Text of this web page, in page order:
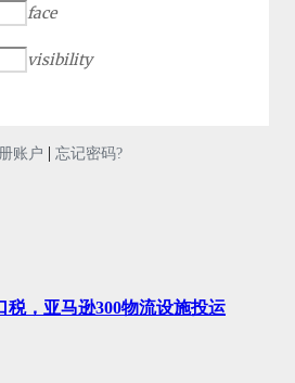
face
visibility
账户 | 忘记密码?
税，亚马逊300物流设施投运